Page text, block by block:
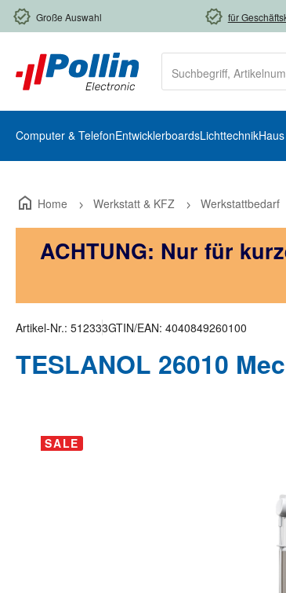
Hauptinhalt springen
Zur Suche springen
Zur Hauptnavigation springen
Große Auswahl für
Computer & TelefonEntwicklerboardsLichttechnik
Home Werkstatt & KFZ Werkstattbedarf
ACHTUNG: Nur für
Artikel-Nr.: 512333GTIN/EAN: 4040849260100
TESLANOL 26010
Bildergalerie überspringen
SALE